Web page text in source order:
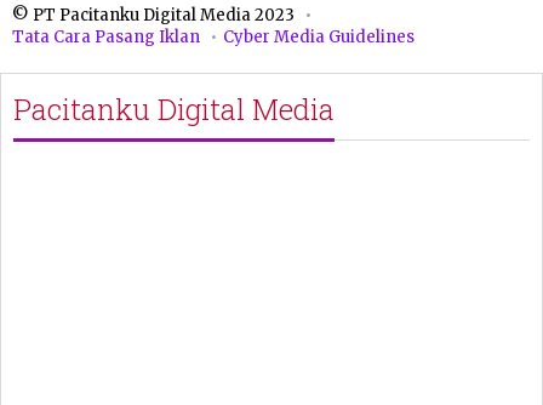
© PT Pacitanku Digital Media 2023
Tata Cara Pasang Iklan
Cyber Media Guidelines
Pacitanku Digital Media